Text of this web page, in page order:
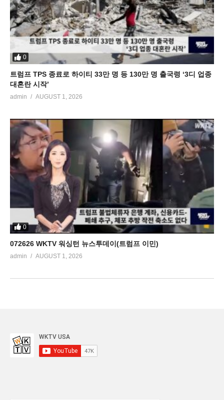
0
트럼프 TPS 종료로 하이티 33만 명 등 130만 명 출국령 ‘3디 업종
대혼란 시작’
admin AUGUST 1, 2026
0
072626 WKTV 워싱턴 뉴스투데이(트럼프 이민)
admin AUGUST 1, 2026